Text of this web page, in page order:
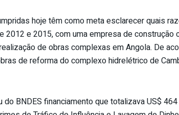
hoje têm como meta esclarecer quais
2012 e 2015, com uma empresa de
de obras complexas em Angola. De
de reforma do complexo hidrelétrico de
do BNDES financiamento que totalizava US$